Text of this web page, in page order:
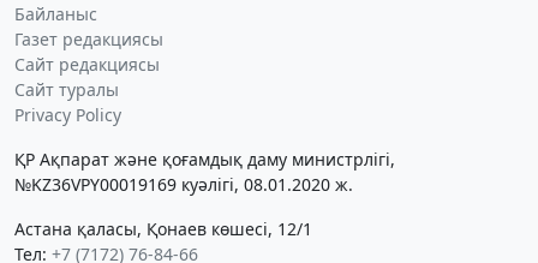
Байланыс
Газет редакциясы
Сайт редакциясы
Сайт туралы
Privacy Policy
ҚР Ақпарат және қоғамдық даму министрлігі,
№KZ36VPY00019169 куәлігі, 08.01.2020 ж.
Астана қаласы, Қонаев көшесі, 12/1
Тел: +7 (7172) 76-84-66